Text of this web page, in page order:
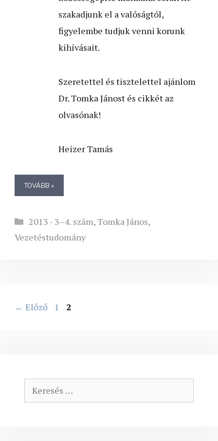
szakadjunk el a valóságtól,
figyelembe tudjuk venni korunk
kihívásait.
Szeretettel és tisztelettel ajánlom
Dr. Tomka Jánost és cikkét az
olvasónak!
Heizer Tamás
TOVÁBB »
Kategória
2013 - 3–4. szám,Tomka János,
Vezetéstudomány
← Előző Oldal
1 Oldal
2
Keresés: